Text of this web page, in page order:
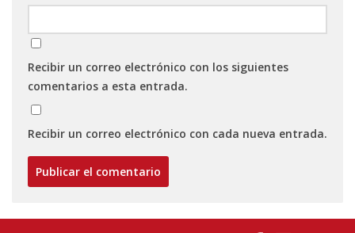
Recibir un correo electrónico con los siguientes
comentarios a esta entrada.
Recibir un correo electrónico con cada nueva entrada.